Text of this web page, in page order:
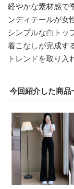
軽やかな素材感で
ンディテールが女
シンプルな白トッ
着こなしが完成す
トレンドを取り入
今回紹介した商品